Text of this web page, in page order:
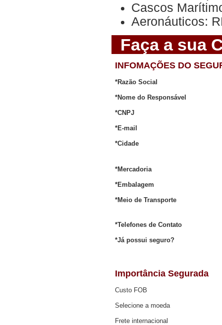
Cascos
Aeronáuticos:
Faça a sua
INFOMAÇÕES DO
*Razão Social
*Nome do Responsável
*CNPJ
*E-mail
*Cidade
*Mercadoria
*Embalagem
*Meio de Transporte
*Telefones de Contato
*Já possui seguro?
Importância Segurada
Custo FOB
Selecione a moeda
Frete internacional